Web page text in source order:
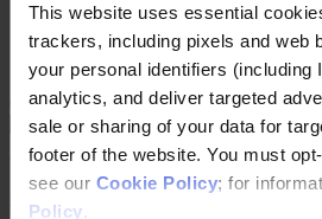
This website uses essential
trackers, including pixels and web
your personal identifiers
analytics, and deliver targeted
sale or sharing of your data for
footer of the website. You must
see our Cookie Policy; for
Policy.
Datenschutz
Unsere Leitlinien
Cookie Policy
Changing language
You are switching to an alternate
Zehnder website. The page you are
translated version. If you continue, you